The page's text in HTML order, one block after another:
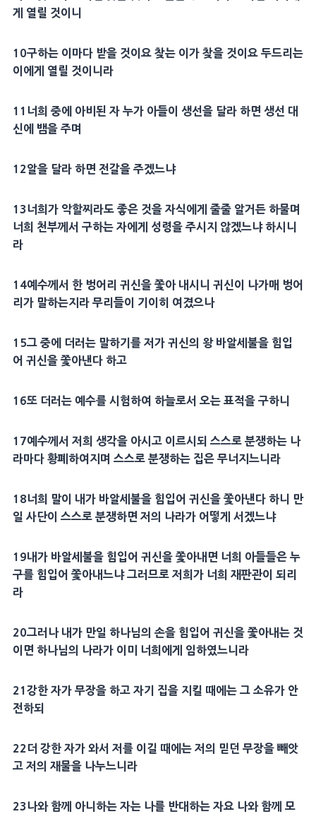
게 열릴 것이니
10구하는 이마다 받을 것이요 찾는 이가 찾을 것이요 두드리는
이에게 열릴 것이니라
11 너희 중에 아비된 자 누가 아들이 생선을 달라 하면 생선 대
신에 뱀을 주며
12알을 달라 하면 전갈을 주겠느냐
13너희가 악할찌라도 좋은 것을 자식에게 줄줄 알거든 하물며
너희 천부께서 구하는 자에게 성령을 주시지 않겠느냐 하시니
라
14예수께서 한 벙어리 귀신을 쫓아 내시니 귀신이 나가매 벙어
리가 말하는지라 무리들이 기이히 여겼으나
15그 중에 더러는 말하기를 저가 귀신의 왕 바알세불을 힘입
어 귀신을 쫓아낸다 하고
16또 더러는 예수를 시험하여 하늘로서 오는 표적을 구하니
17예수께서 저희 생각을 아시고 이르시되 스스로 분쟁하는 나
라마다 황폐하여지며 스스로 분쟁하는 집은 무너지느니라
18너희 말이 내가 바알세불을 힘입어 귀신을 쫓아낸다 하니 만
일 사단이 스스로 분쟁하면 저의 나라가 어떻게 서겠느냐
19내가 바알세불을 힘입어 귀신을 쫓아내면 너희 아들들은 누
구를 힘입어 쫓아내느냐 그러므로 저희가 너희 재판관이 되리
라
20그러나 내가 만일 하나님의 손을 힘입어 귀신을 쫓아내는 것
이면 하나님의 나라가 이미 너희에게 임하였느니라
21 강한 자가 무장을 하고 자기 집을 지킬 때에는 그 소유가 안
전하되
22더 강한 자가 와서 저를 이길 때에는 저의 믿던 무장을 빼앗
고 저의 재물을 나누느니라
23나와 함께 아니하는 자는 나를 반대하는 자요 나와 함께 모